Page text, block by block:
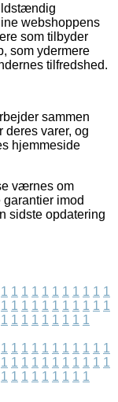
webshoppens
som tilbyder
som ydermere
tilfredshed.
sammen
deres varer, og
hjemmeside
værnes om
imod
sidste opdatering
1 1 1 1 1 1 1 1 1 1 1
1 1 1 1 1 1 1 1 1 1 1
1 1 1 1 1 1 1 1 1
1 1 1 1 1 1 1 1 1 1 1
1 1 1 1 1 1 1 1 1 1 1
1 1 1 1 1 1 1 1 1